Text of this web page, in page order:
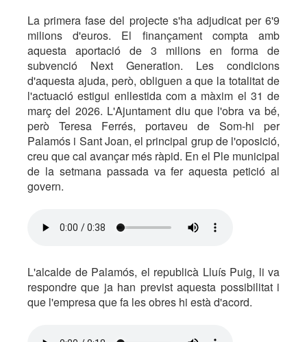
La primera fase del projecte s'ha adjudicat per 6'9
milions d'euros. El finançament compta amb
aquesta aportació de 3 milions en forma de
subvenció Next Generation. Les condicions
d'aquesta ajuda, però, obliguen a que la totalitat de
l'actuació estigui enllestida com a màxim el 31 de
març del 2026. L'Ajuntament diu que l'obra va bé,
però Teresa Ferrés, portaveu de Som-hi per
Palamós i Sant Joan, el principal grup de l'oposició,
creu que cal avançar més ràpid. En el Ple municipal
de la setmana passada va fer aquesta petició al
govern.
L'alcalde de Palamós, el republicà Lluís Puig, li va
respondre que ja han previst aquesta possibilitat i
que l'empresa que fa les obres hi està d'acord.